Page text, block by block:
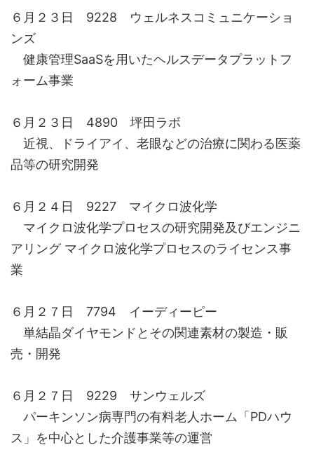
６月２３日 9228 ウェルネスコミュニケーショ
ンズ
健康管理SaaSを用いたヘルスデータプラットフ
ォーム事業
６月２３日 4890 坪田ラボ
近視、ドライアイ、老眼などの治療に関わる医薬
品等の研究開発
６月２４日 9227 マイクロ波化学
マイクロ波化学プロセスの研究開発及びエンジニ
アリング マイクロ波化学プロセスのライセンス事
業
６月２７日 7794 イーディーピー
単結晶ダイヤモンドとその関連素材の製造・販
売・開発
６月２７日 9229 サンウェルズ
パーキンソン病専門の有料老人ホーム「PDハウ
ス」を中心とした介護事業等の運営